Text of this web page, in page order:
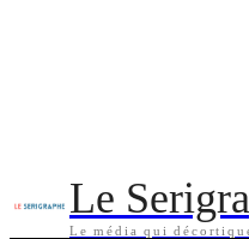
Le
Le média qui